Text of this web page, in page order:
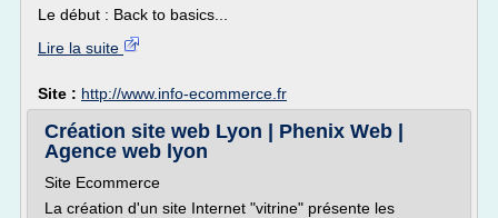
Le début : Back to basics...
Lire la suite
Site : http://www.info-ecommerce.fr
Création site web Lyon | Phenix Web |
Agence web lyon
Site Ecommerce
La création d'un site Internet "vitrine" présente les